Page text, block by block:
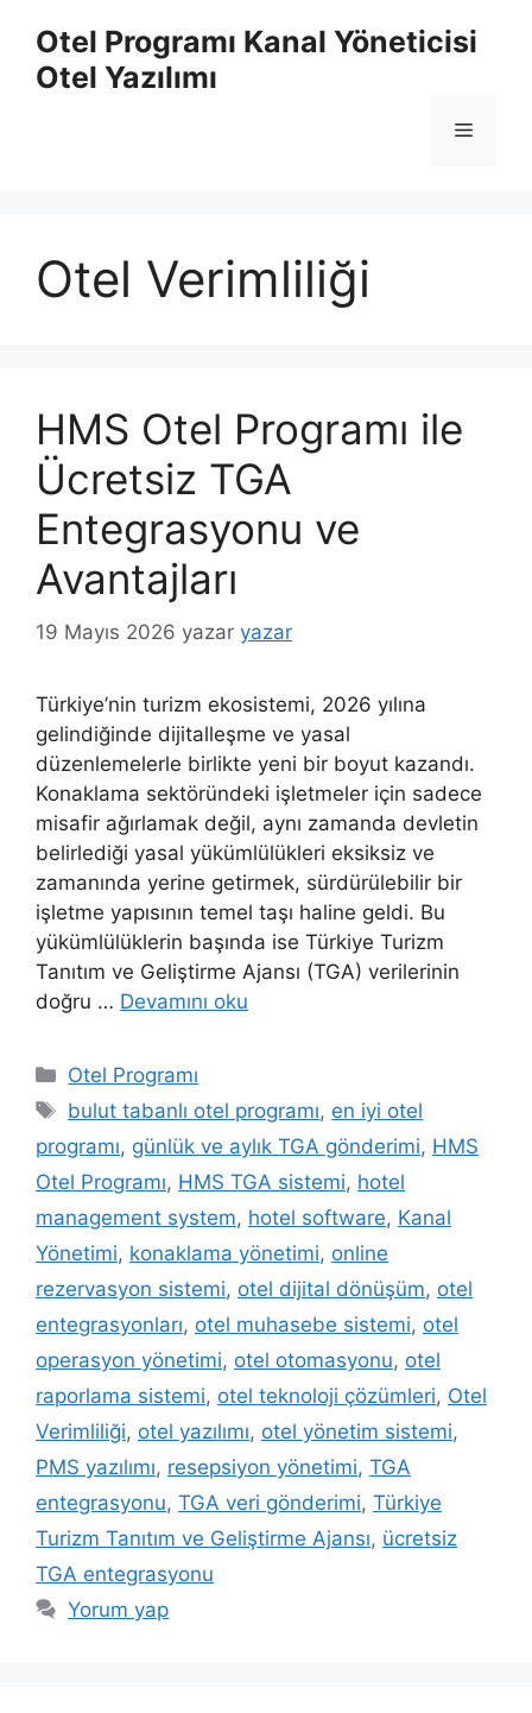
Otel Programı Kanal Yöneticisi
Otel Yazılımı
Menü
Otel Verimliliği
HMS Otel Programı ile
Ücretsiz TGA
Entegrasyonu ve
Avantajları
19 Mayıs 2026 yazar yazar
Türkiye’nin turizm ekosistemi, 2026 yılına
gelindiğinde dijitalleşme ve yasal
düzenlemelerle birlikte yeni bir boyut kazandı.
Konaklama sektöründeki işletmeler için sadece
misafir ağırlamak değil, aynı zamanda devletin
belirlediği yasal yükümlülükleri eksiksiz ve
zamanında yerine getirmek, sürdürülebilir bir
işletme yapısının temel taşı haline geldi. Bu
yükümlülüklerin başında ise Türkiye Turizm
Tanıtım ve Geliştirme Ajansı (TGA) verilerinin
doğru … Devamını oku
Kategoriler
Otel Programı
Etiketler
bulut tabanlı otel programı, en iyi otel
programı, günlük ve aylık TGA gönderimi, HMS
Otel Programı, HMS TGA sistemi, hotel
management system, hotel software, Kanal
Yönetimi, konaklama yönetimi, online
rezervasyon sistemi, otel dijital dönüşüm, otel
entegrasyonları, otel muhasebe sistemi, otel
operasyon yönetimi, otel otomasyonu, otel
raporlama sistemi, otel teknoloji çözümleri, Otel
Verimliliği, otel yazılımı, otel yönetim sistemi,
PMS yazılımı, resepsiyon yönetimi, TGA
entegrasyonu, TGA veri gönderimi, Türkiye
Turizm Tanıtım ve Geliştirme Ajansı, ücretsiz
TGA entegrasyonu
Yorum yap